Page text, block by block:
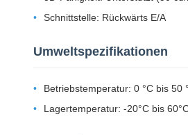
Schnittstelle: Rückwärts E/A
Umweltspezifikationen
Betriebstemperatur: 0 °C bis 50
Lagertemperatur: -20°C bis